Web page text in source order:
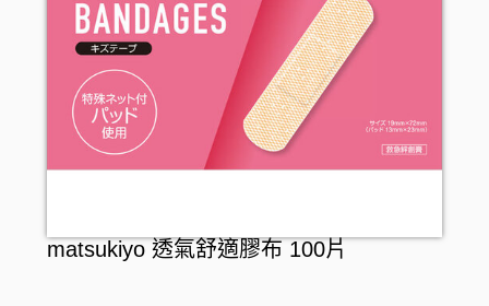
matsukiyo 透氣舒適膠布 100片